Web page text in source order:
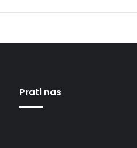
Prati nas